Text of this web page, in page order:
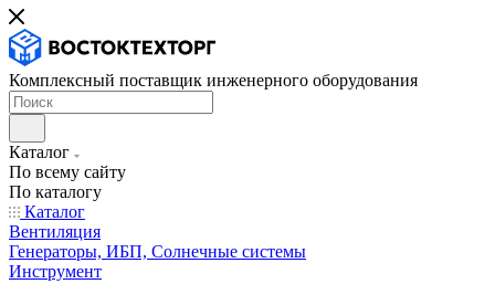
Комплексный поставщик инженерного оборудования
Каталог
По всему сайту
По каталогу
Каталог
Вентиляция
Генераторы, ИБП, Солнечные системы
Инструмент